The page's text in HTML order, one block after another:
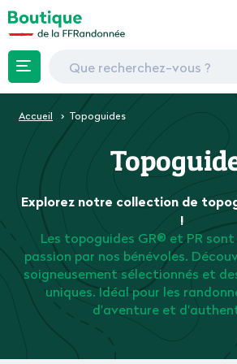
Accueil Topoguides
Explorez notre collection de
!
Les topoguides GR® et PR
passion par nos bénévoles.
soigneusement sélectionnés et
uniques. Idéal pour les
d'aventure et